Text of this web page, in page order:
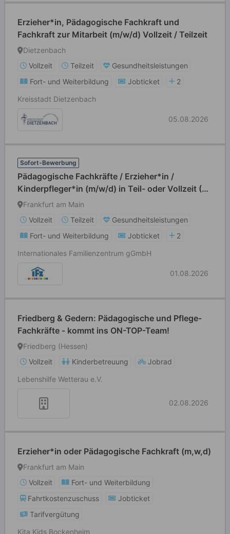
Erzieher*in, Pädagogische Fachkraft und
Fachkraft zur Mitarbeit (m/w/d) Vollzeit / Teilzeit
Dietzenbach
Vollzeit
Teilzeit
Gesundheitsleistungen
Fort- und Weiterbildung
Jobticket
2
Kreisstadt Dietzenbach
05.08.2026
Sofort-Bewerbung
Pädagogische Fachkräfte / Erzieher*in /
Kinderpfleger*in (m/w/d) in Teil- oder Vollzeit (39
Std./Wo)
Frankfurt am Main
Vollzeit
Teilzeit
Gesundheitsleistungen
Fort- und Weiterbildung
Jobticket
2
Internationales Familienzentrum gGmbH
01.08.2026
Friedberg & Gedern: Pädagogische und Pflege-
Fachkräfte - kommt ins ON-TOP-Team!
Friedberg (Hessen)
Vollzeit
Kinderbetreuung
Jobrad
Lebenshilfe Wetterau e.V.
02.08.2026
Erzieher*in oder Pädagogische Fachkraft (m,w,d)
Frankfurt am Main
Vollzeit
Fort- und Weiterbildung
Fahrtkostenzuschuss
Jobticket
Tarifvergütung
Kita Kids Bockenheim